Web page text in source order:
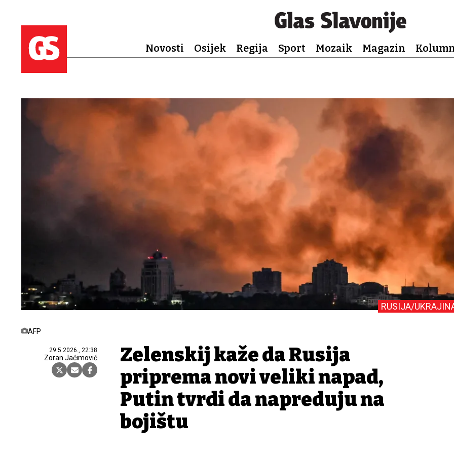
Novosti Osijek Regija Sport Mozaik Magazin
AFP
29.5.2026., 22:38
Zoran Jaćimović
RUSIJA/
Zelenskij kaže da Rusija
priprema novi veliki napad,
Putin tvrdi da napreduju na
bojištu